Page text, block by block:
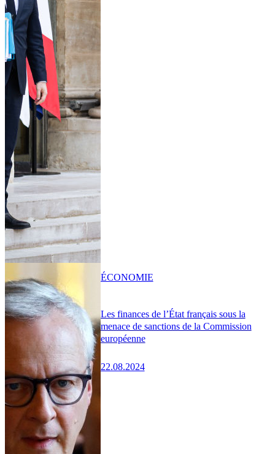
Les finances de l’État français sous la
menace de sanctions de la Commission
européenne
22.08.2024
ÉCONOMIE